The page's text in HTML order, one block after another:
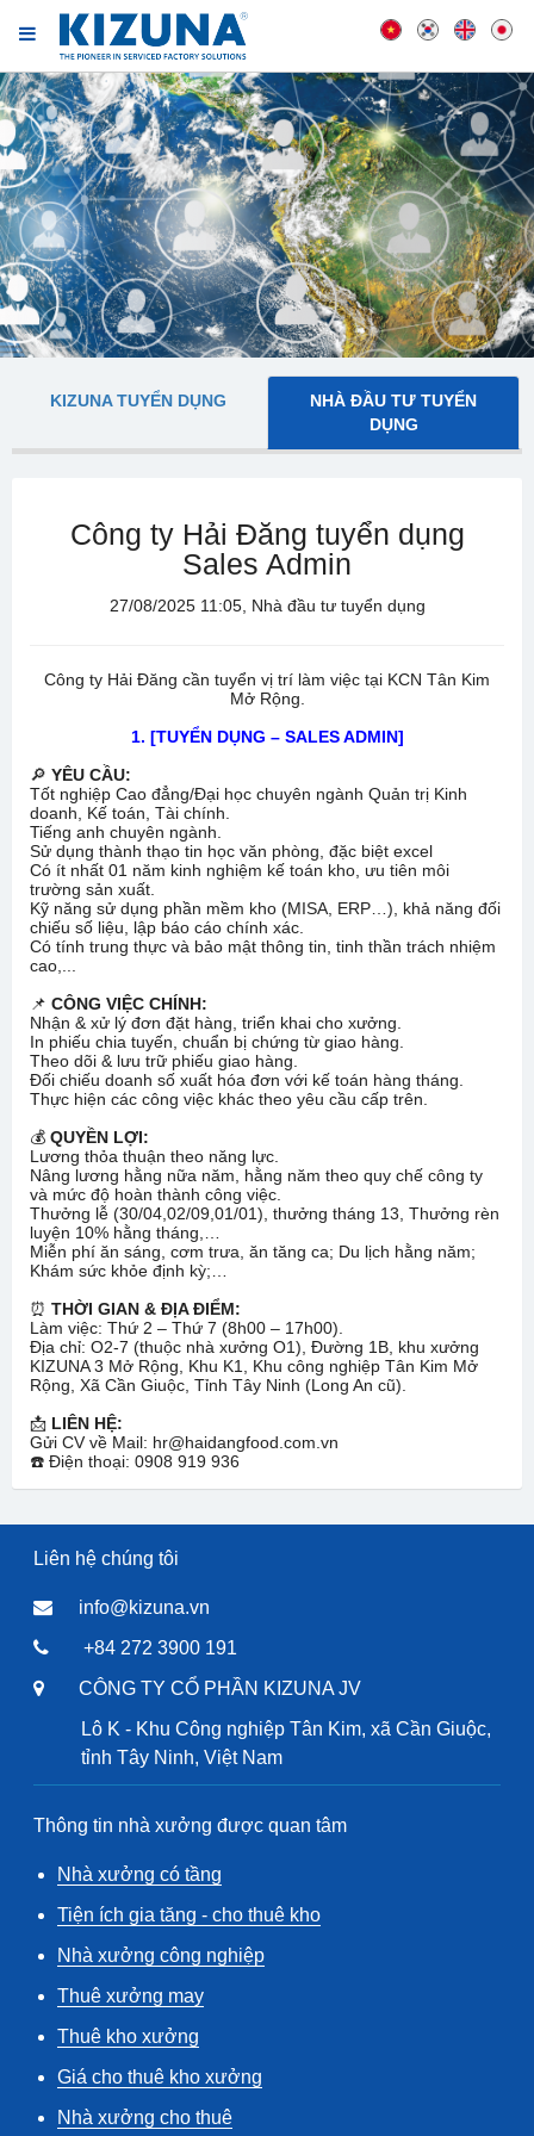
KIZUNA TUYỂN DỤNG
NHÀ ĐẦU TƯ TUYỂN
DỤNG
Công ty Hải Đăng tuyển dụng
Sales Admin
27/08/2025 11:05, Nhà đầu tư tuyển dụng
Công ty Hải Đăng cần tuyển vị trí làm việc tại KCN Tân Kim
Mở Rộng.
1. [TUYỂN DỤNG – SALES ADMIN]
🔎 YÊU CẦU:
Tốt nghiệp Cao đẳng/Đại học chuyên ngành Quản trị Kinh
doanh, Kế toán, Tài chính.
Tiếng anh chuyên ngành.
Sử dụng thành thạo tin học văn phòng, đặc biệt excel
Có ít nhất 01 năm kinh nghiệm kế toán kho, ưu tiên môi
trường sản xuất.
Kỹ năng sử dụng phần mềm kho (MISA, ERP…), khả năng đối
chiếu số liệu, lập báo cáo chính xác.
Có tính trung thực và bảo mật thông tin, tinh thần trách nhiệm
cao,...
📌 CÔNG VIỆC CHÍNH:
Nhận & xử lý đơn đặt hàng, triển khai cho xưởng.
In phiếu chia tuyến, chuẩn bị chứng từ giao hàng.
Theo dõi & lưu trữ phiếu giao hàng.
Đối chiếu doanh số xuất hóa đơn với kế toán hàng tháng.
Thực hiện các công việc khác theo yêu cầu cấp trên.
💰 QUYỀN LỢI:
Lương thỏa thuận theo năng lực.
Nâng lương hằng nữa năm, hằng năm theo quy chế công ty
và mức độ hoàn thành công việc.
Thưởng lễ (30/04,02/09,01/01), thưởng tháng 13, Thưởng rèn
luyện 10% hằng tháng,…
Miễn phí ăn sáng, cơm trưa, ăn tăng ca; Du lịch hằng năm;
Khám sức khỏe định kỳ;…
⏰ THỜI GIAN & ĐỊA ĐIỂM:
Làm việc: Thứ 2 – Thứ 7 (8h00 – 17h00).
Địa chỉ: O2-7 (thuộc nhà xưởng O1), Đường 1B, khu xưởng
KIZUNA 3 Mở Rộng, Khu K1, Khu công nghiệp Tân Kim Mở
Rộng, Xã Cần Giuộc, Tỉnh Tây Ninh (Long An cũ).
📩 LIÊN HỆ:
Gửi CV về Mail: hr@haidangfood.com.vn
☎️ Điện thoại: 0908 919 936
Liên hệ chúng tôi
info@kizuna.vn
+84 272 3900 191
CÔNG TY CỔ PHẦN KIZUNA JV
Lô K - Khu Công nghiệp Tân Kim, xã Cần Giuộc,
tỉnh Tây Ninh, Việt Nam
Thông tin nhà xưởng được quan tâm
Nhà xưởng có tầng
Tiện ích gia tăng - cho thuê kho
Nhà xưởng công nghiệp
Thuê xưởng may
Thuê kho xưởng
Giá cho thuê kho xưởng
Nhà xưởng cho thuê